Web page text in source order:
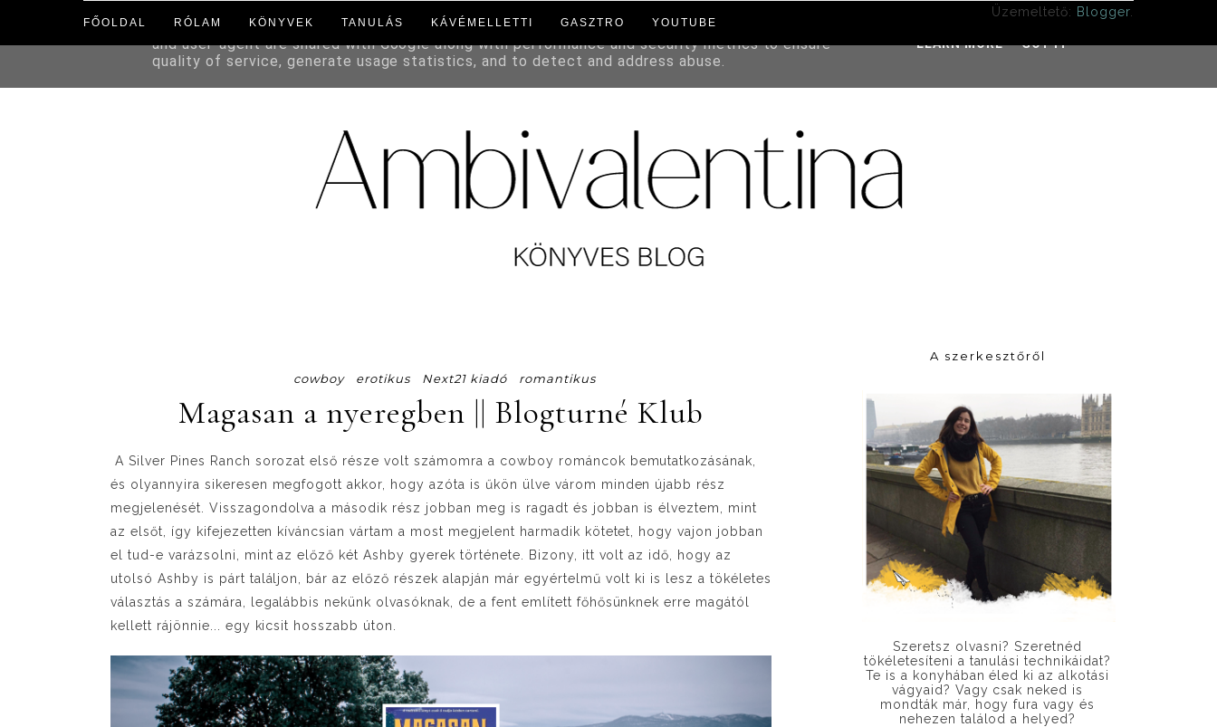
FŐOLDAL RÓLAM KÖNYVEK TANULÁS KÁVÉMELLETTI GASZTRO YOUTUBE
Üzemeltető: Blogger
cowboy erotikus Next21 kiadó romantikus
Magasan a nyeregben || Blogturné Klub
A Silver Pines Ranch sorozat első része volt számomra a cowboy románcok bemutatkozásának,
és olyannyira sikeresen megfogott akkor, hogy azóta is űkön ülve várom minden újabb rész
megjelenését. Visszagondolva a második rész jobban meg is ragadt és jobban is élveztem, mint
az elsőt, így kifejezetten kíváncsian vártam a most megjelent harmadik kötetet, hogy vajon jobban
el tud-e varázsolni, mint az előző két Ashby gyerek története. Bizony, itt volt az idő, hogy az
utolsó Ashby is párt találjon, bár az előző részek alapján már egyértelmű volt ki is lesz a tökéletes
választás a számára, legalábbis nekünk olvasóknak, de a fent említett főhősünknek erre magától
kellett rájönnie... egy kicsit hosszabb úton.
A szerkesztőről
Szeretsz olvasni? Szeretnéd
tökéletesíteni a tanulási technikáidat?
Te is a konyhában éled ki az alkotási
vágyaid? Vagy csak neked is
mondták már, hogy fura vagy és
nehezen találod a helyed?
This site uses cookies from Google to deliver its services and to analyze traffic. Your IP address
and user-agent are shared with Google along with performance and security metrics to ensure
quality of service, generate usage statistics, and to detect and address abuse.
LEARN MORE GOT IT